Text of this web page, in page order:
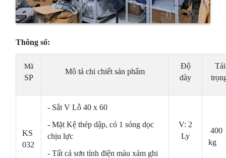
Thông số:
Mã
SP
Mô tả chi chiết sản phẩm
Độ
dày
Tải
KS
032
- Sắt V Lỗ 40 x 60
- Mặt Kệ thép dập, có 1 sóng dọc
chịu lực
- Tất cả sơn tỉnh điện màu xám ghi
V: 2
Ly
400
kg